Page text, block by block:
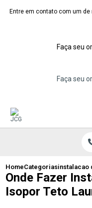
Entre em contato com um
Faça seu
Faça seu
HomeCategoriasinstalacao
Onde Fazer
Isopor Teto